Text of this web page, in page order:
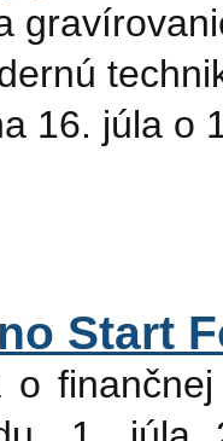
16. júla o
Start
o